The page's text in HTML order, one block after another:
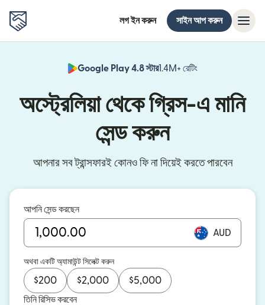
লগ ইন করুন সাইন আপ করুন
Google Play 4.8 স্টার1.4M+ রেটিং
অস্ট্রেলিয়া থেকে গ্রিস-এ মানি
সেন্ড করুন
আপনার সব ট্রান্সফারই কোনও ফি না দিয়েই করতে পারবেন
আপনি সেন্ড করছেন
AUD
অথবা একটি অ্যামাউন্ট সিলেক্ট করুন
$200 $2,000 $5,000
তিনি রিসিভ করবেন